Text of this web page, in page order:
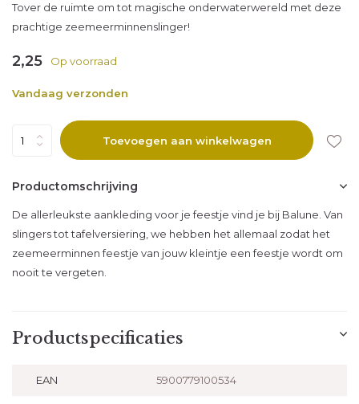
Tover de ruimte om tot magische onderwaterwereld met deze
prachtige zeemeerminnenslinger!
2,25 Op voorraad
Vandaag verzonden
Toevoegen aan winkelwagen
Productomschrijving
De allerleukste aankleding voor je feestje vind je bij Balune. Van
slingers tot tafelversiering, we hebben het allemaal zodat het
zeemeerminnen feestje van jouw kleintje een feestje wordt om
nooit te vergeten.
Productspecificaties
EAN 5900779100534